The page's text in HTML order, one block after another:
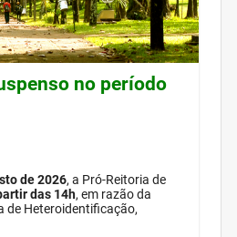
no período
de 2026, a Pró-Reitoria de
das 14h, em razão da
de Heteroidentificação,